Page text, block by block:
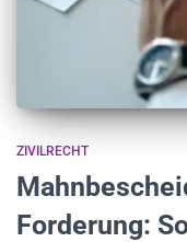
ZIVILRECHT
Forderung: